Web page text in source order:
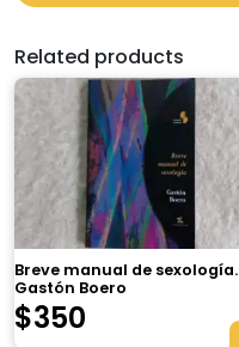
Related products
Breve manual de sexología.
Gastón Boero
$350